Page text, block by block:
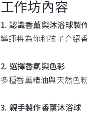
工作坊內容
1. 認識香薰與沐浴球製
導師將為你和孩子介紹
2. 選擇香氣與色彩
多種香薰精油與天然色
3. 親手製作香薰沐浴球